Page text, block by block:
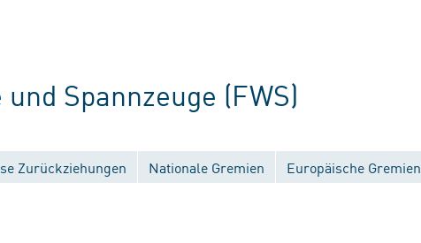
Spannzeuge (FWS)
Zurückziehungen Nationale Gremien Europäische Gremien